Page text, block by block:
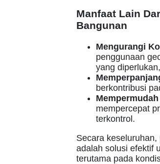
Manfaat Lain
Bangunan
Mengurangi
penggunaan
yang
berkontribusi
mempercepat
terkontrol.
Secara
adalah solusi efektif
terutama pada